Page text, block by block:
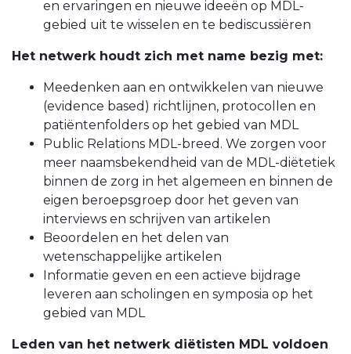
en ervaringen en nieuwe ideeën op MDL-
gebied uit te wisselen en te bediscussiëren
Het netwerk houdt zich met name bezig met:
Meedenken aan en ontwikkelen van nieuwe
(evidence based) richtlijnen, protocollen en
patiëntenfolders op het gebied van MDL
Public Relations MDL-breed. We zorgen voor
meer naamsbekendheid van de MDL-diëtetiek
binnen de zorg in het algemeen en binnen de
eigen beroepsgroep door het geven van
interviews en schrijven van artikelen
Beoordelen en het delen van
wetenschappelijke artikelen
Informatie geven en een actieve bijdrage
leveren aan scholingen en symposia op het
gebied van MDL
Leden van het netwerk diëtisten MDL voldoen